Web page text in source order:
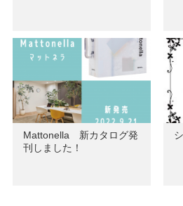
Mattonella 新カタログ発
刊しました！